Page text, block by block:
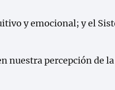
y emocional; y el
nuestra percepción de